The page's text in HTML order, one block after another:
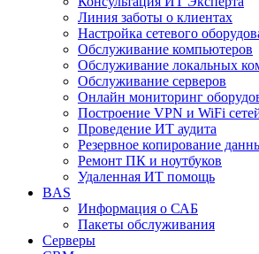
Линия заботы о клиентах
Настройка сетевого
Обслуживание компьютеров
Обслуживание локальных
Обслуживание серверов
Онлайн мониторинг
Построение VPN и WiFi
Проведение ИТ аудита
Резервное копирование
Ремонт ПК и ноутбуков
Удаленная ИТ помощь
BAS
Информация о САБ
Пакеты обслуживания
Серверы